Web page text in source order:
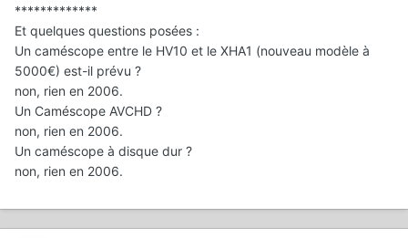
*************
Et quelques questions posées :
Un caméscope entre le HV10 et le XHA1 (nouveau modèle à
5000€) est-il prévu ?
non, rien en 2006.
Un Caméscope AVCHD ?
non, rien en 2006.
Un caméscope à disque dur ?
non, rien en 2006.